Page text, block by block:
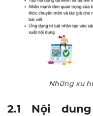
Những xu
2.1 Nội